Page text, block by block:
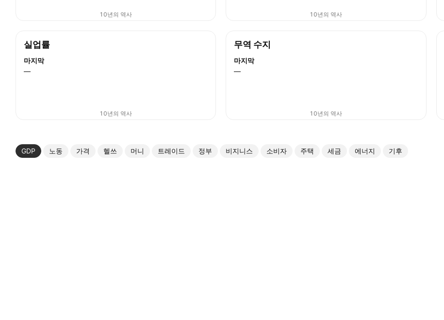
10년의 역사 10년의 역사
실업률
마지막
—
10년의 역사
무역 수지
마지막
—
10년의 역사
GDP 노동 가격 헬쓰 머니 트레이드 정부 비지니스 소비자 주택 세금 에너지 기후
More